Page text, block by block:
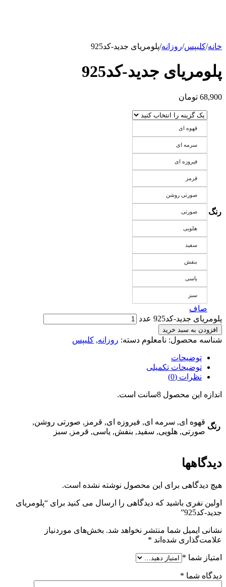
خانه/کلیپس/روزانه/پلومریای جدید-کد925
پلومریای جدید-کد925
68,900 تومان
رنگ
قهوه ای
سرمه ای
فیروزه ای
قرمز
صورتی روشن
صورتی
هلویی
سفید
بنفش
یاسی
سبز
صاف
پلومریای جدید-کد925 عدد
افزودن به سبد خرید
شناسه محصول: نامعلوم دسته: روزانه, کلیپس
توضیحات
توضیحات تکمیلی
نظرات (0)
اندازه این محصول 8سانت است.
رنگ
قهوه ای, سرمه ای, فیروزه ای, قرمز, صورتی روشن,
صورتی, هلویی, سفید, بنفش, یاسی, قرمز, سبز
دیدگاهها
هیچ دیدگاهی برای این محصول نوشته نشده است.
اولین نفری باشید که دیدگاهی را ارسال می کنید برای “پلومریای
جدید-کد925”
نشانی ایمیل شما منتشر نخواهد شد. بخش‌های موردنیاز
علامت‌گذاری شده‌اند *
امتیاز شما *
دیدگاه شما *